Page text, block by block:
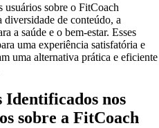
usuários sobre o FitCoach
diversidade de conteúdo, a
a saúde e o bem-estar. Esses
uma experiência satisfatória e
uma alternativa prática e eficiente
nos
sobre a FitCoach